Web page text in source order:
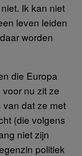
Ik kan niet
leven leiden
worden
die Europa
nu zit ze
dat ze met
(die volgens
niet zijn
politiek